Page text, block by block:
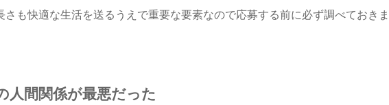
さも快適な生活を送るうえで重要な要素なので応募する前に必ず調べておきま
人間関係が最悪だった